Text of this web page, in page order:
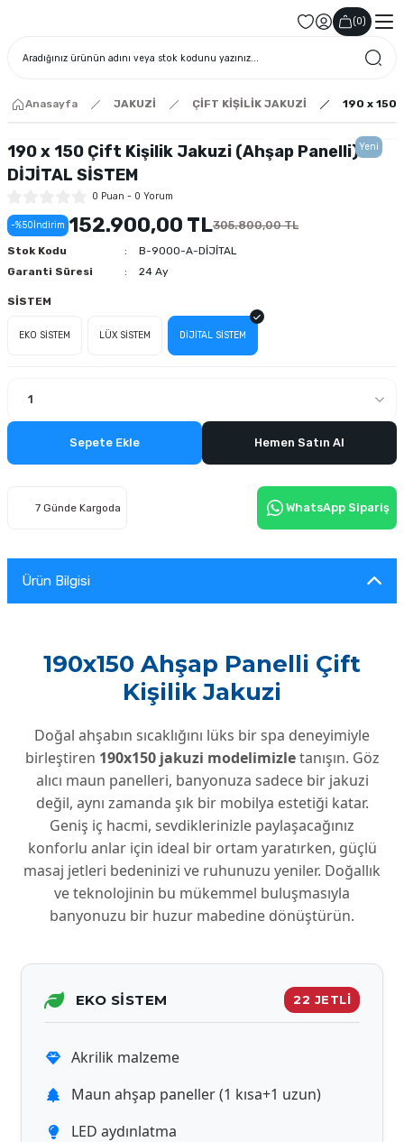
(0)
Anasayfa JAKUZİ ÇİFT KİŞİLİK JAKUZİ 190 x 150
Yeni
190 x 150 Çift Kişilik Jakuzi (Ahşap Panelli)
DİJİTAL SİSTEM
0 Puan - 0 Yorum
-%50İndirim 152.900,00 TL305.800,00 TL
Stok Kodu
B-9000-A-DİJİTAL
Garanti Süresi
24 Ay
SİSTEM
EKO SİSTEM LÜX SİSTEM DİJİTAL SİSTEM
Sepete Ekle Hemen Satın Al
7 Günde Kargoda WhatsApp Sipariş
Ürün Bilgisi
190x150 Ahşap Panelli Çift
Kişilik Jakuzi
Doğal ahşabın sıcaklığını lüks bir spa deneyimiyle
birleştiren 190x150 jakuzi modelimizletanışın. Göz
alıcı maun panelleri, banyonuza sadece bir jakuzi
değil, aynı zamanda şık bir mobilya estetiği katar.
Geniş iç hacmi, sevdiklerinizle paylaşacağınız
konforlu anlar için ideal bir ortam yaratırken, güçlü
masaj jetleri bedeninizi ve ruhunuzu yeniler. Doğallık
ve teknolojinin bu mükemmel buluşmasıyla
banyonuzu bir huzur mabedine dönüştürün.
EKO SISTEM 22 JETLİ
Akrilik malzeme
Maun ahşap paneller (1 kısa+1 uzun)
LED aydınlatma